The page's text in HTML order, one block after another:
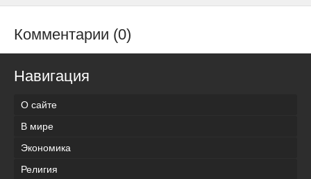
Комментарии (0)
Навигация
О сайте
В мире
Экономика
Религия